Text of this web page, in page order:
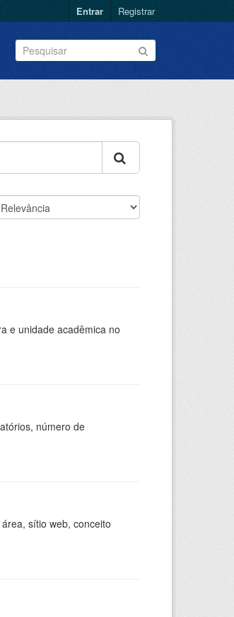
Entrar Registrar
e unidade acadêmica no
número de
sítio web, conceito